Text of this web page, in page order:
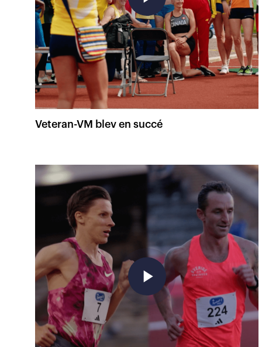
Veteran-VM blev en succé
play_arrow